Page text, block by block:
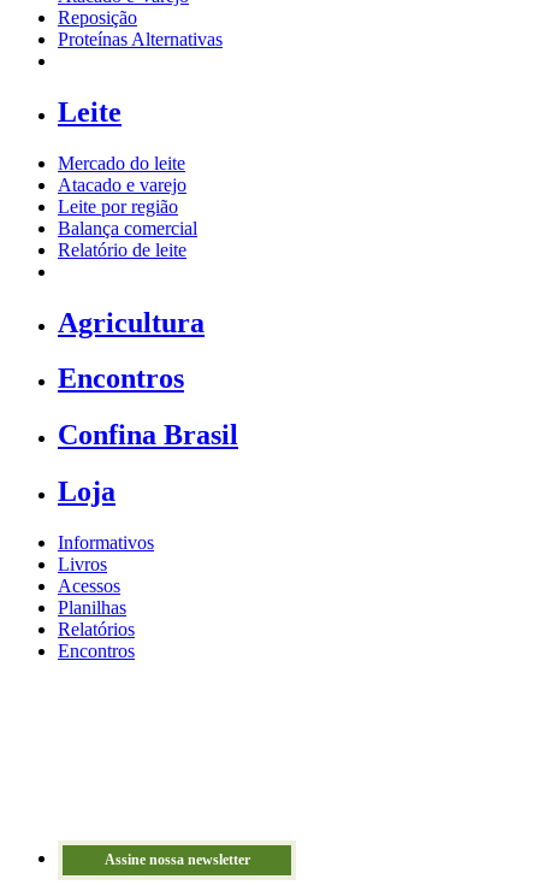
Reposição
Proteínas Alternativas
Leite
Mercado do leite
Atacado e varejo
Leite por região
Balança comercial
Relatório de leite
Agricultura
Encontros
Confina Brasil
Loja
Informativos
Livros
Acessos
Planilhas
Relatórios
Encontros
Assine nossa newsletter